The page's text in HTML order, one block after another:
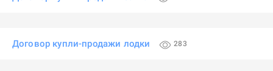
Договор купли-продажи лодки 283